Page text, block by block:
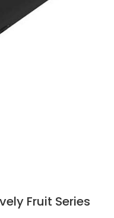
Fruit Series